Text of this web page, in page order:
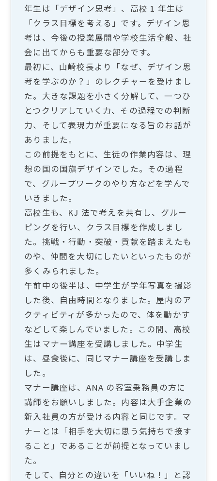
年生は「デザイン思考」、高校 1 年生は
「クラス目標を考える」です。デザイン思
考は、今後の授業展開や学校生活全般、社
会に出てからも重要な部分です。
最初に、山崎校長より「なぜ、デザイン思
考を学ぶのか？」のレクチャーを受けまし
た。大きな課題を小さく分解して、一つひ
とつクリアしていく力、その過程での判断
力、そして表現力が重要になる旨のお話が
ありました。
この前提をもとに、生徒の作業内容は、理
想の国の国旗デザインでした。その過程
で、グループワークのやり方などを学んで
いきました。
高校生も、KJ 法で考えを共有し、グルー
ピングを行い、クラス目標を作成しまし
た。挑戦・行動・突破・貢献を踏まえたも
のや、仲間を大切にしたいといったものが
多くみられました。
午前中の後半は、中学生が学年写真を撮影
した後、自由時間となりました。屋内のア
クティビティが多かったので、体を動かす
などして楽しんでいました。この間、高校
生はマナー講座を受講しました。中学生
は、昼食後に、同じマナー講座を受講しま
した。
マナー講座は、ANA の客室乗務員の方に
講師をお願いしました。内容は大手企業の
新入社員の方が受ける内容と同じです。マ
ナーとは「相手を大切に思う気持ちで接す
ること」であることが前提となっていまし
た。
そして、自分との違いを「いいね！」と認